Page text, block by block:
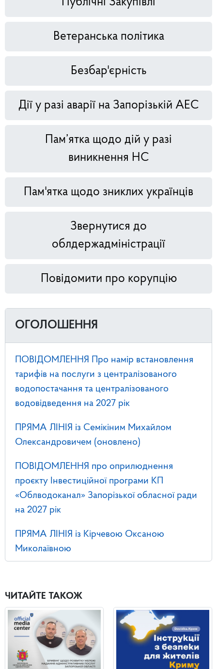
Ветеранська політика
Безбар'єрність
Дії у разі аварії на Запорізькій АЕС
Пам’ятка щодо дій у разі
виникнення НС
Пам'ятка щодо зниклих українців
Звернутися до
облдержадміністрації
Повідомити про корупцію
ОГОЛОШЕННЯ
ПОВІДОМЛЕННЯ Про намір встановлення
тарифів на послуги з централізованого
водопостачання та централізованого
водовідведення на 2027 рік
ПРЯМА ЛІНІЯ із Семікіним Михайлом
Олександровичем (оновлено)
ПОВІДОМЛЕННЯ про оприлюднення
проєкту Інвестиційної програми КП
«Облводоканал» Запорізької обласної ради
на 2027 рік
ПРЯМА ЛІНІЯ із Кірчевою Оксаною
Миколаївною
ЧИТАЙТЕ ТАКОЖ